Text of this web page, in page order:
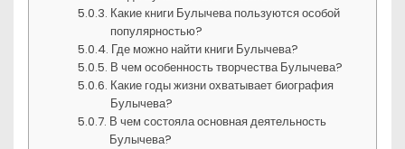
Какие книги Булычева пользуются особой
популярностью?
Где можно найти книги Булычева?
В чем особенность творчества Булычева?
Какие годы жизни охватывает биография
Булычева?
В чем состояла основная деятельность
Булычева?